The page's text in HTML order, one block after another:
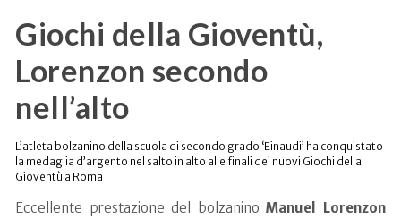
Giochi della Gioventù,
Lorenzon secondo
nell’alto
L’atleta bolzanino della scuola di secondo grado ‘Einaudi’ ha conquistato
la medaglia d’argento nel salto in alto alle finali dei nuovi Giochi della
Gioventù a Roma
Eccellente prestazione del bolzanino Manuel Lorenzon